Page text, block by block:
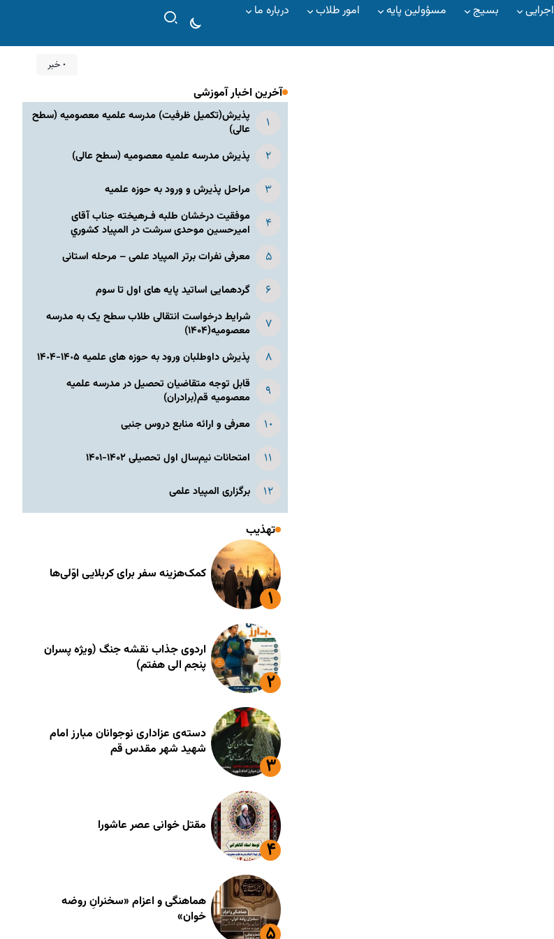
اجرایی بسیج مسؤولین پایه امور طلاب درباره ما
۰ خبر
آخرین اخبار آموزشی
پذیرش(تکمیل ظرفیت) مدرسه علمیه معصومیه‌ (سطح
عالی)
پذیرش مدرسه علمیه معصومیه‌ (سطح عالی)
مراحل پذیرش و ورود به حوزه علمیه
موفقیت درخشان طلبه فـرهیخته جناب آقای
امیرحسین موحدی سرشت در المپياد كشوري
معرفی نفرات برتر المپیاد علمی – مرحله استانی
گردهمایی اساتید پایه های اول تا سوم
شرایط درخواست انتقالی طلاب سطح یک به مدرسه
معصومیه(۱۴۰۴)
پذیرش داوطلبان ورود به حوزه های علمیه ١۴٠۵-١۴٠۴
قابل توجه متقاضیان تحصیل در مدرسه علمیه
معصومیه قم(برادران)
معرفی و ارائه منابع دروس جنبی
امتحانات نیم‌سال اول تحصیلی ۱۴۰۲-۱۴۰۱
برگزاری المپیاد علمی
تهذیب
کمک‌هزینه سفر برای کربلایی اوّلی‌ها
اردوی جذاب نقشه جنگ (ویژه پسران
پنجم الی هفتم)
دسته‌ی عزاداری نوجوانان مبارز امام
شهید شهر مقدس قم
مقتل خوانی عصر عاشورا
هماهنگی و اعزام «سخنرانِ روضه
خوان»